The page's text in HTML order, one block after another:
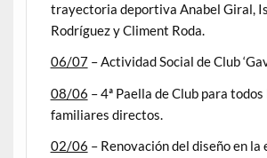
trayectoria deportiva Anabel Giral,
Rodríguez y Climent Roda.
06/07– Actividad Social de Club
08/06 – 4ª Paella de Club para todos
familiares directos.
02/06 – Renovación del diseño en la